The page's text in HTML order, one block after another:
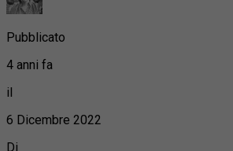
Pubblicato
4 anni fa
il
6 Dicembre 2022
Di